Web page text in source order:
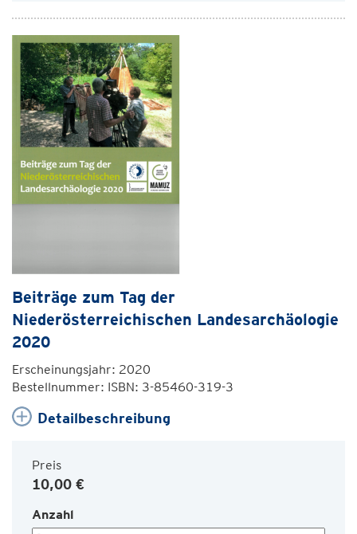
Beiträge zum Tag der
Niederösterreichischen Landesarchäologie
2020
Erscheinungsjahr: 2020
Bestellnummer: ISBN: 3-85460-319-3
Detailbeschreibung
Preis
10,00 €
Anzahl